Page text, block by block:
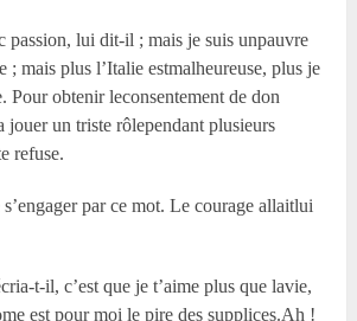
passion, lui dit-il ; mais je suis unpauvre
; mais plus l’Italie estmalheureuse, plus je
Pour obtenir leconsentement de don
jouer un triste rôlependant plusieurs
refuse.
par ce mot. Le courage allaitlui
t-il, c’est que je t’aime plus que lavie,
est pour moi le pire des supplices.Ah !